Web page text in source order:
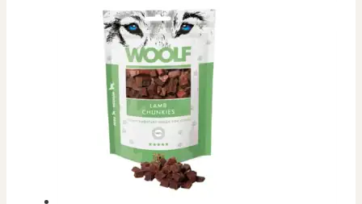
kr. 259,95